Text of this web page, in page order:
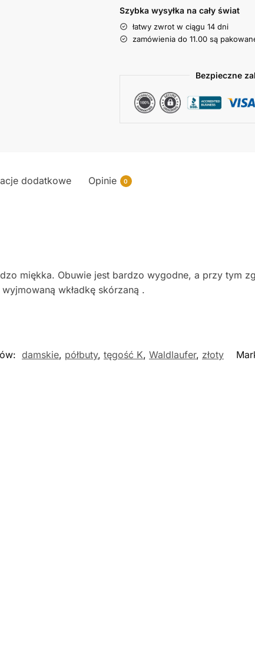
Szybka wysyłka na cały świat
łatwy zwrot w ciągu 14 dni
zamówienia do 11.00 są
Bezpieczne
dodatkowe Opinie 0
miękka. Obuwie jest bardzo wygodne, a przy tym
wkładkę skórzaną .
damskie, półbuty, tęgość K, Waldlaufer, złoty